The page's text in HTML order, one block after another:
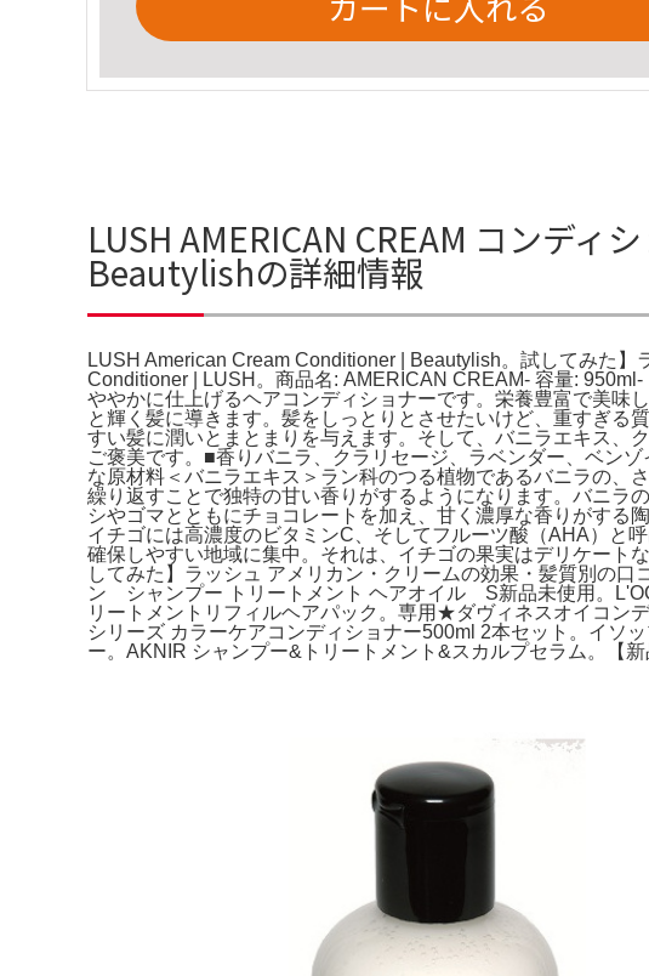
LUSH AMERICAN CREAM コンデ
Beautylishの詳細情報
LUSH American Cream Conditioner | Beautylish。試してみた
Conditioner | LUSH。商品名: AMERICAN CREAM- 容量:
ややかに仕上げるヘアコンディショナーです。栄養豊富で美味
と輝く髪に導きます。髪をしっとりとさせたいけど、重すぎる
すい髪に潤いとまとまりを与えます。そして、バニラエキス、
ご褒美です。■香りバニラ、クラリセージ、ラベンダー、ベン
な原材料＜バニラエキス＞ラン科のつる植物であるバニラの、
繰り返すことで独特の甘い香りがするようになります。バニラ
シやゴマとともにチョコレートを加え、甘く濃厚な香りがする
イチゴには高濃度のビタミンC、そしてフルーツ酸（AHA）と
確保しやすい地域に集中。それは、イチゴの果実はデリケート
してみた】ラッシュ アメリカン・クリームの効果・髪質別の
ン シャンプー トリートメント ヘアオイル S新品未使用。
リートメントリフィルヘアパック。専用★ダヴィネスオイコン
シリーズ カラーケアコンディショナー500ml 2本セット。
ー。AKNIR シャンプー&トリートメント&スカルプセラム。【